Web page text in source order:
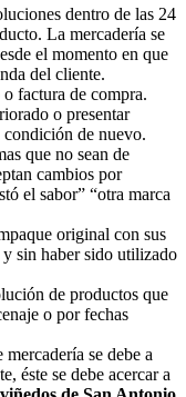
dentro de las 24
La mercadería se
el momento en que
del cliente.
factura de compra.
o presentar
condición de nuevo.
que no sean de
cambios por
el sabor” “otra marca
original con sus
sin haber sido utilizado
de productos que
o por fechas
se debe a
éste se debe acercar a